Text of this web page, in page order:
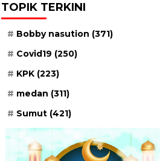
TOPIK TERKINI
Bobby nasution (371)
Covid19 (250)
KPK (223)
medan (311)
Sumut (421)